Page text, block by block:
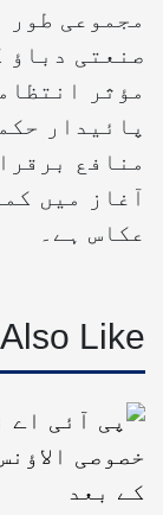
مجموعی طور
صنعتی دباؤ
مؤثر
پائیدار
منافع
آغاز میں
عکاس ہے۔
Like